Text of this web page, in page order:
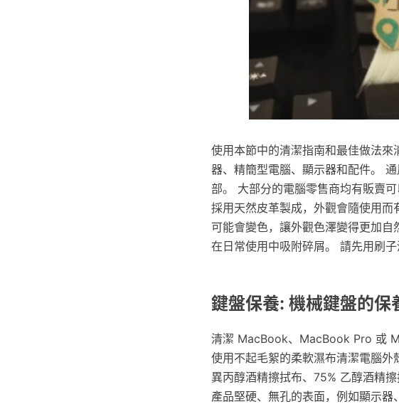
使用本節中的清潔指南和最佳做法
器、精簡型電腦、顯示器和配件。
部。 大部分的電腦零售商均有販賣
採用天然皮革製成，外觀會隨使用
可能會變色，讓外觀色澤變得更加
在日常使用中吸附碎屑。 請先用刷
鍵盤保養: 機械鍵盤的保
清潔 MacBook、MacBook Pro 或
使用不起毛絮的柔軟濕布清潔電腦
異丙醇酒精擦拭布、75% 乙醇酒精
產品堅硬、無孔的表面，例如顯示器